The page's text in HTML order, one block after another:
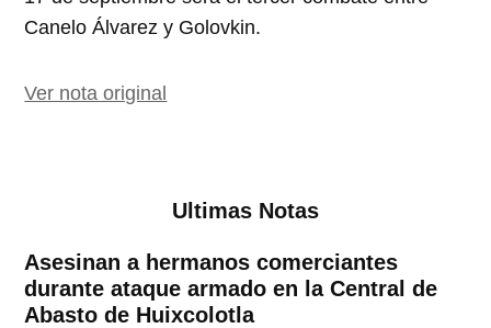
Canelo Álvarez y Golovkin.
Ver nota original
Ultimas Notas
Asesinan a hermanos comerciantes
durante ataque armado en la Central de
Abasto de Huixcolotla